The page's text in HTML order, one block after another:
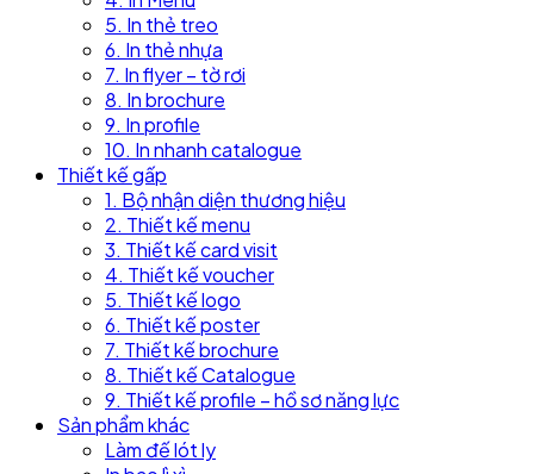
5. In thẻ treo
6. In thẻ nhựa
7. In flyer – tờ rơi
8. In brochure
9. In profile
10. In nhanh catalogue
Thiết kế gấp
1. Bộ nhận diện thương hiệu
2. Thiết kế menu
3. Thiết kế card visit
4. Thiết kế voucher
5. Thiết kế logo
6. Thiết kế poster
7. Thiết kế brochure
8. Thiết kế Catalogue
9. Thiết kế profile – hồ sơ năng lực
Sản phẩm khác
Làm đế lót ly